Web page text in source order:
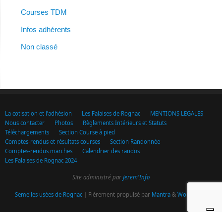
Courses TDM
Infos adhérents
Non classé
La cotisation et l’adhésion Les Falaises de Rognac
MENTIONS LEGALES
Nous contacter
Photos
Règlements Intérieurs et Statuts
Téléchargements
Section Course à pied
Comptes-rendus et résultats courses
Section Randonnée
Comptes-rendus marches
Calendrier des randos
Les Falaises de Rognac 2024
Site administré par Jerem'Info
Semelles usées de Rognac| Fièrement propulsé par Mantra& WordPress.